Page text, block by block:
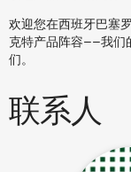
欢迎您在西班牙巴塞
克特产品阵容——我们
们。
联系人